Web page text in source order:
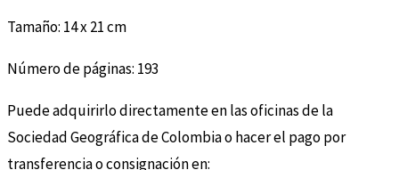
Tamaño: 14 x 21 cm
Número de páginas: 193
Puede adquirirlo directamente en las oficinas de la
Sociedad Geográfica de Colombia o hacer el pago por
transferencia o consignación en: